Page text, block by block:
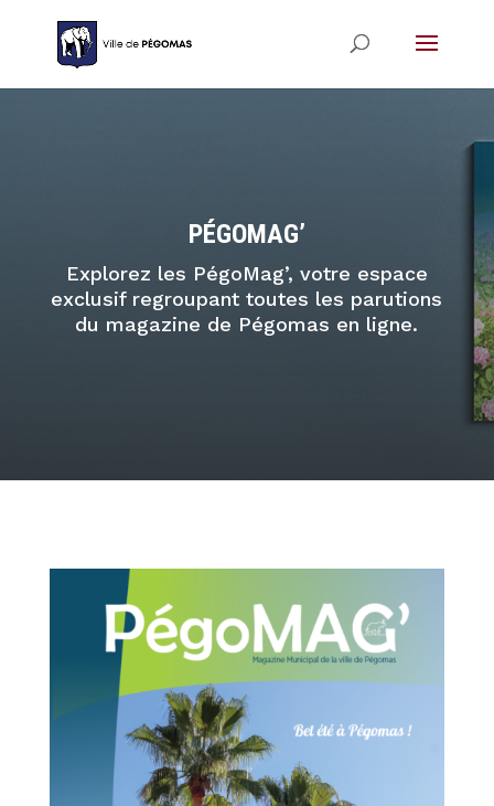
PÉGOMAG’
Explorez les PégoMag’, votre espace
exclusif regroupant toutes les parutions
du magazine de Pégomas en ligne.